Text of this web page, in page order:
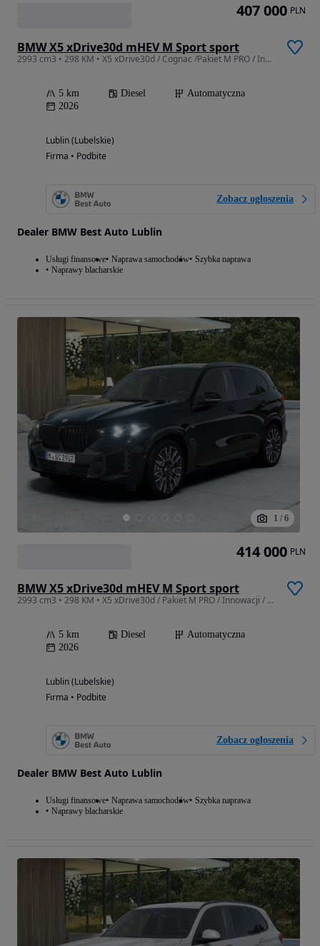
BMW X5 xDrive30d mHEV M Sport sport
2993 cm3 • 298 KM • X5 xDrive30d / Cognac /Pakiet M PRO / Innowacji / Comfort / Hak / 2026
5 km Diesel
Automatyczna
2026
Lublin (Lubelskie)
Firma • Podbite
Zobacz ogłoszenia
Dealer BMW Best Auto Lublin
Usługi finansowe Naprawa samochodów Szybka naprawa
Naprawy blacharskie
407 000 PLN
1 / 6
BMW X5 xDrive30d mHEV M Sport sport
2993 cm3 • 298 KM • X5 xDrive30d / Pakiet M PRO / Innowacji / Comfort / Hak / 2026
5 km Diesel
Automatyczna
2026
Lublin (Lubelskie)
Firma • Podbite
Zobacz ogłoszenia
Dealer BMW Best Auto Lublin
Usługi finansowe Naprawa samochodów Szybka naprawa
Naprawy blacharskie
414 000 PLN